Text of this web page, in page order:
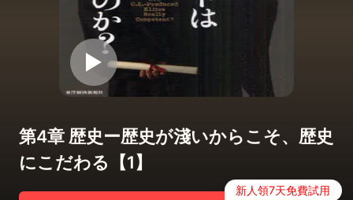
第4章 歴史ー歴史が淺いからこそ、歴史
にこだわる【1】
新人領7天免費試用